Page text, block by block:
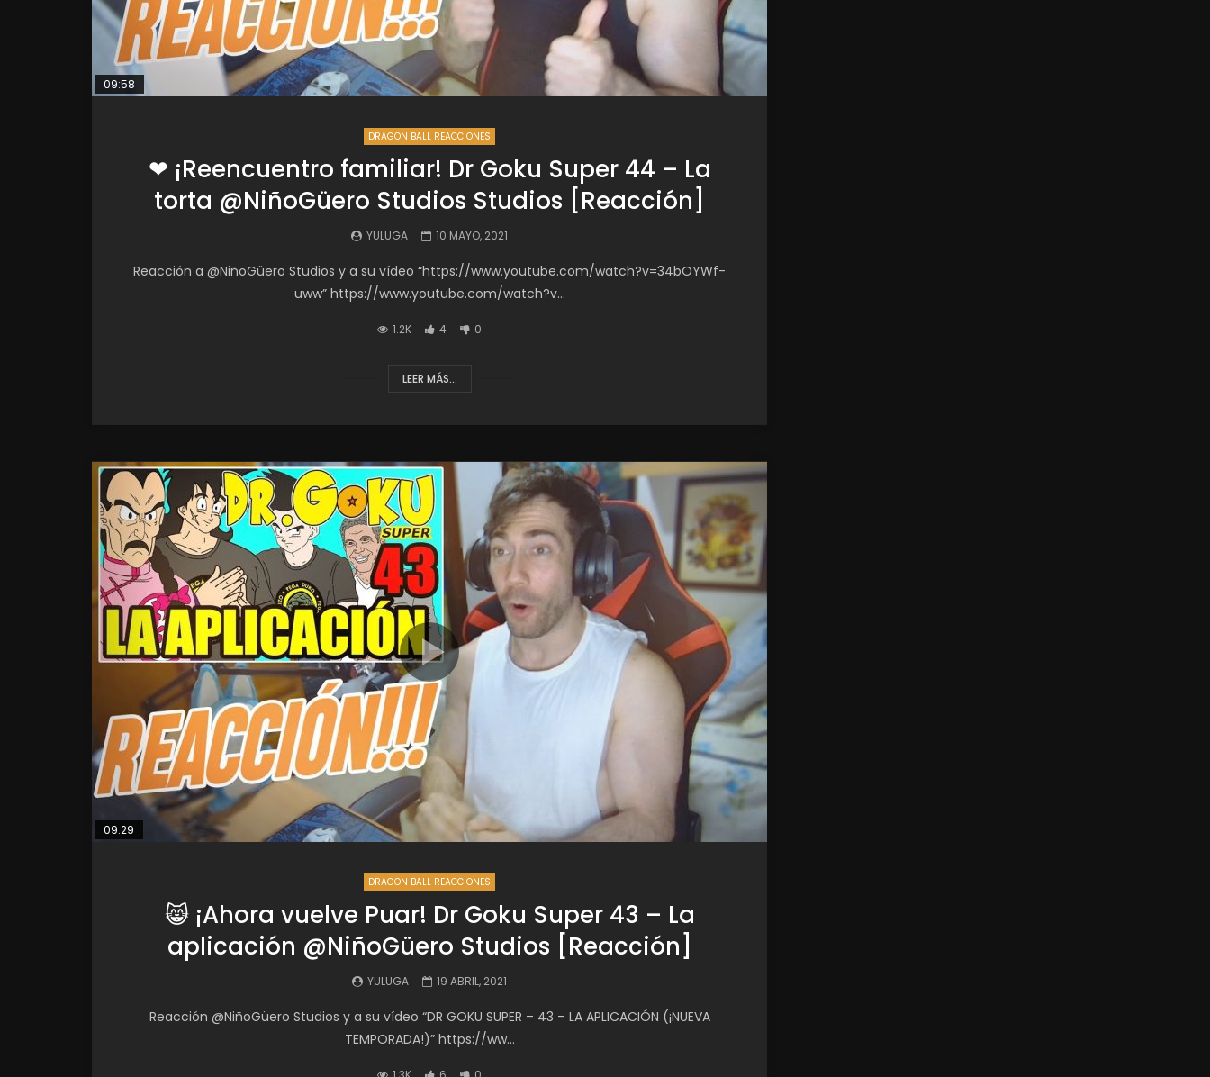
09:58
DRAGON BALL REACCIONES
❤ ¡Reencuentro familiar! Dr Goku Super 44 – La
torta @NiñoGüero Studios Studios​ [Reacción]
YULUGA 10 MAYO, 2021
Reacción a @NiñoGüero Studios y a su vídeo “https://www.youtube.com/watch?v=34bOYWf-
uww” https://www.youtube.com/watch?v...
1.2K 4 0
LEER MÁS...
09:29
DRAGON BALL REACCIONES
😸 ¡Ahora vuelve Puar! Dr Goku Super 43 – La
aplicación @NiñoGüero Studios [Reacción]
YULUGA 19 ABRIL, 2021
Reacción @NiñoGüero Studios y a su vídeo “DR GOKU SUPER – 43 – LA APLICACIÓN (¡NUEVA
TEMPORADA!)” https://ww...